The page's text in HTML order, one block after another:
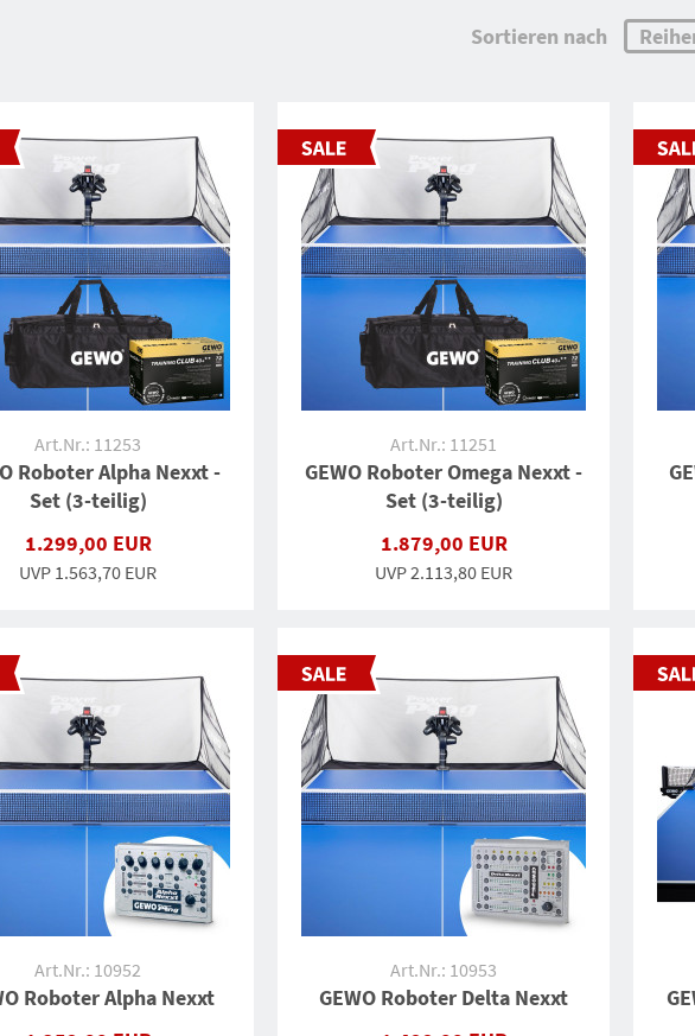
Sortieren nach
Art.Nr.: 11253
Roboter Alpha Nexxt -
Set (3-teilig)
1.299,00 EUR
UVP 1.563,70 EUR
Art.Nr.: 11251
GEWO Roboter Omega Nexxt -
Set (3-teilig)
1.879,00 EUR
UVP 2.113,80 EUR
Art.Nr.: 10952
Roboter Alpha Nexxt
Art.Nr.: 10953
GEWO Roboter Delta Nexxt